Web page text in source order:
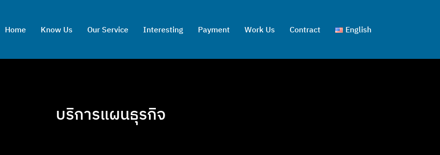
Home Know Us Our Service Interesting Payment Work Us Contract English
บริการแผนธุรกิจ